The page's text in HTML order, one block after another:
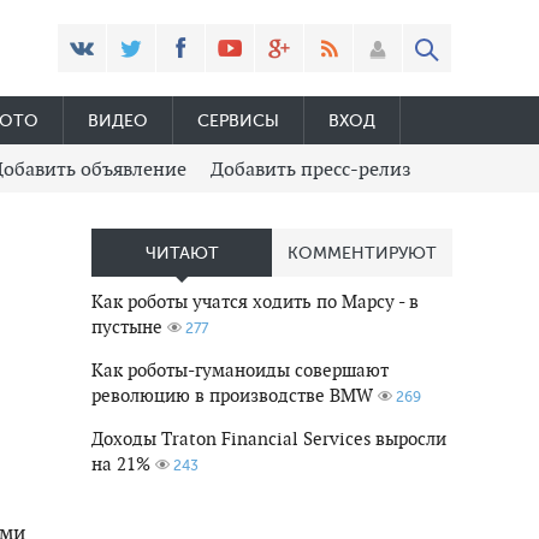
ВИДЕО СЕРВИСЫ ВХОД
объявление Добавить пресс-релиз
ЧИТАЮТ КОММЕНТИРУЮТ
Как роботы учатся ходить по Марсу - в
пустыне
277
Как роботы-гуманоиды совершают
революцию в производстве BMW
269
Доходы Traton Financial Services выросли
на 21%
243